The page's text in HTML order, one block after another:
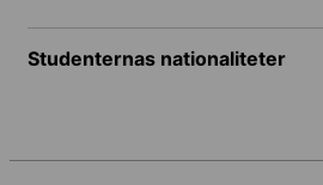
Studenternas nationaliteter